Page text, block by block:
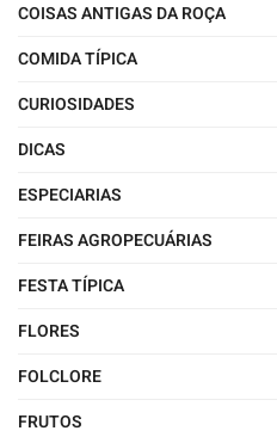
COISAS ANTIGAS DA ROÇA
COMIDA TÍPICA
CURIOSIDADES
DICAS
ESPECIARIAS
FEIRAS AGROPECUÁRIAS
FESTA TÍPICA
FLORES
FOLCLORE
FRUTOS